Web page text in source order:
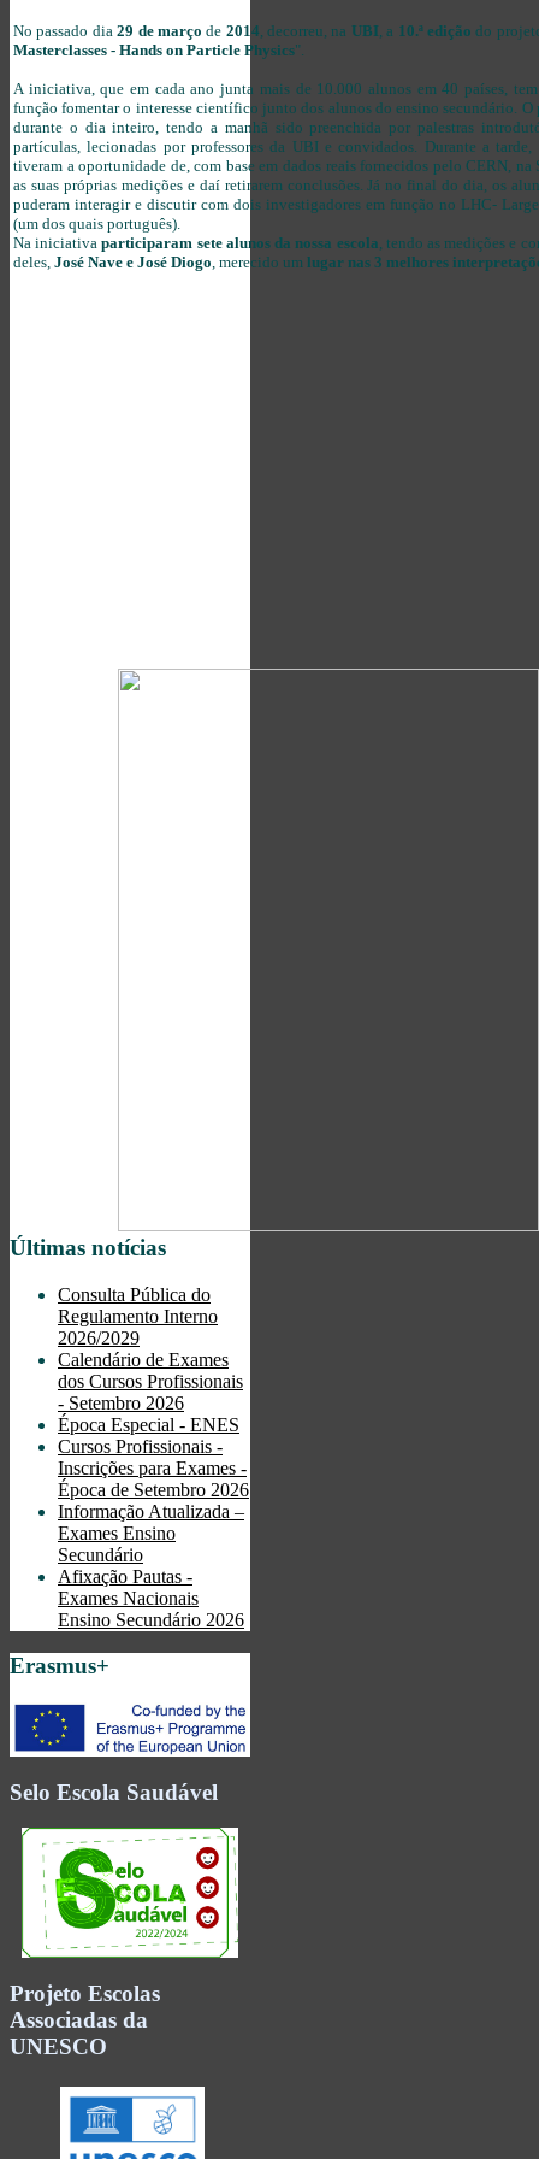
No passado dia29 de março de 2014 , decorreu, na UBI , a 10.ª edição do
Masterclasses - Hands on Particle Physics".
A iniciativa, que em cada ano junta mais de 10.000 alunos em 40 países,
função fomentar o interesse científico junto dos alunos do ensino secundário. O
durante o dia inteiro, tendo a manhã sido preenchida por palestras
partículas, lecionadas por professores da UBI e convidados. Durante a tarde,
tiveram a oportunidade de, com base em dados reais fornecidos pelo CERN, na
as suas próprias medições e daí retirarem conclusões. Já no final do dia, os
puderam interagir e discutir com dois investigadores em função no LHC-
(um dos quais português).
Na iniciativaparticiparam sete alunos da nossa escola , tendo as medições e
deles, José Nave e José Diogo , merecido um lugar nas 3 melhores
Últimas notícias
Consulta Pública do
Regulamento Interno
2026/2029
Calendário de Exames
dos Cursos Profissionais
- Setembro 2026
Época Especial - ENES
Cursos Profissionais -
Inscrições para Exames -
Época de Setembro 2026
Informação Atualizada –
Exames Ensino
Secundário
Afixação Pautas -
Exames Nacionais
Ensino Secundário 2026
Erasmus+
Selo Escola Saudável
Projeto Escolas
Associadas da
UNESCO